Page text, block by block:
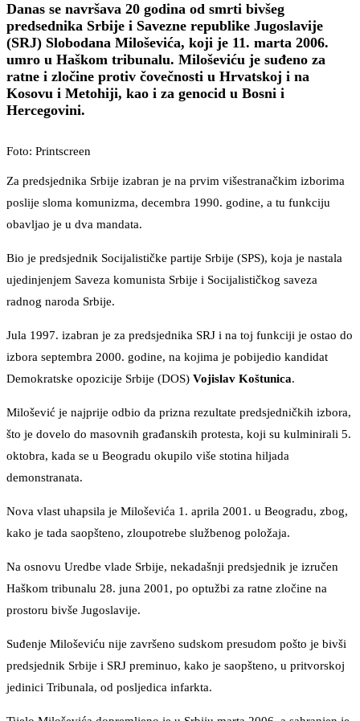
Danas se navršava 20 godina od smrti bivšeg
predsednika Srbije i Savezne republike Jugoslavije
(SRJ) Slobodana Miloševića, koji je 11. marta 2006.
umro u Haškom tribunalu. Miloševiću je suđeno za
ratne i zločine protiv čovečnosti u Hrvatskoj i na
Kosovu i Metohiji, kao i za genocid u Bosni i
Hercegovini.
Foto: Printscreen
Za predsjednika Srbije izabran je na prvim višestranačkim izborima
poslije sloma komunizma, decembra 1990. godine, a tu funkciju
obavljao je u dva mandata.
Bio je predsjednik Socijalističke partije Srbije (SPS), koja je nastala
ujedinjenjem Saveza komunista Srbije i Socijalističkog saveza
radnog naroda Srbije.
Jula 1997. izabran je za predsjednika SRJ i na toj funkciji je ostao do
izbora septembra 2000. godine, na kojima je pobijedio kandidat
Demokratske opozicije Srbije (DOS) Vojislav Koštunica.
Milošević je najprije odbio da prizna rezultate predsjedničkih izbora,
što je dovelo do masovnih građanskih protesta, koji su kulminirali 5.
oktobra, kada se u Beogradu okupilo više stotina hiljada
demonstranata.
Nova vlast uhapsila je Miloševića 1. aprila 2001. u Beogradu, zbog,
kako je tada saopšteno, zloupotrebe službenog položaja.
Na osnovu Uredbe vlade Srbije, nekadašnji predsjednik je izručen
Haškom tribunalu 28. juna 2001, po optužbi za ratne zločine na
prostoru bivše Jugoslavije.
Suđenje Miloševiću nije završeno sudskom presudom pošto je bivši
predsjednik Srbije i SRJ preminuo, kako je saopšteno, u pritvorskoj
jedinici Tribunala, od posljedica infarkta.